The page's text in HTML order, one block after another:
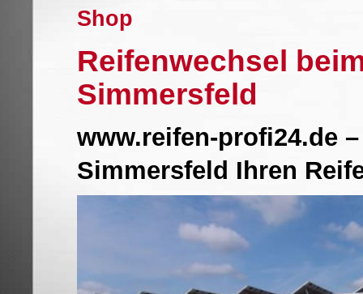
Shop
Reifenwechsel
Simmersfeld
www.reifen-profi24.de
Simmersfeld Ihren